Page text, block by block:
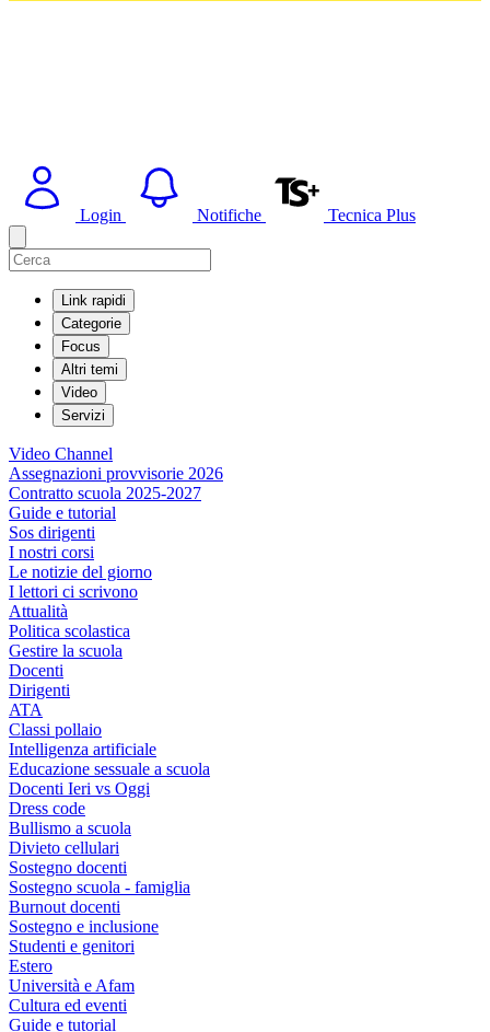
Login Notifiche Tecnica Plus
Link rapidi
Categorie
Focus
Altri temi
Video
Servizi
Video Channel
Assegnazioni provvisorie 2026
Contratto scuola 2025-2027
Guide e tutorial
Sos dirigenti
I nostri corsi
Le notizie del giorno
I lettori ci scrivono
Attualità
Politica scolastica
Gestire la scuola
Docenti
Dirigenti
ATA
Classi pollaio
Intelligenza artificiale
Educazione sessuale a scuola
Docenti Ieri vs Oggi
Dress code
Bullismo a scuola
Divieto cellulari
Sostegno docenti
Sostegno scuola - famiglia
Burnout docenti
Sostegno e inclusione
Studenti e genitori
Estero
Università e Afam
Cultura ed eventi
Guide e tutorial